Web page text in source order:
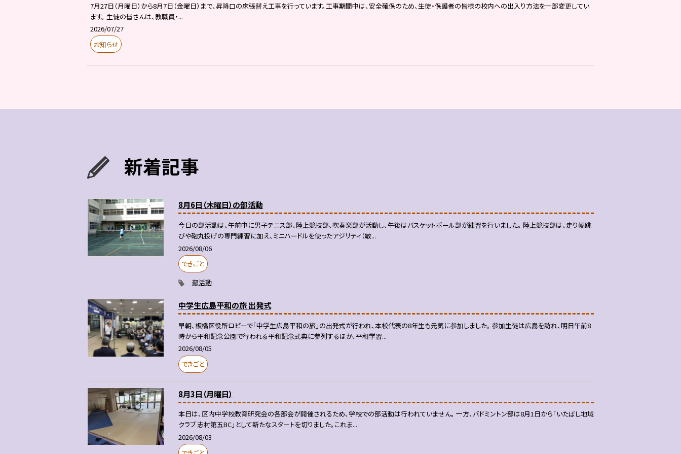
7月27日（月曜日）から8月7日（金曜日）まで、昇降口の床張替え工事を行っています。工事期間中は、安全確保のため、生徒・保護者の皆様の校内への出入り方法を一部変更してい
ます。 生徒の皆さんは、教職員・...
2026/07/27
お知らせ
新着記事
8月6日（木曜日）の部活動
今日の部活動は、午前中に男子テニス部、陸上競技部、吹奏楽部が活動し、午後はバスケットボール部が練習を行いました。 陸上競技部は、走り幅跳
びや砲丸投げの専門練習に加え、ミニハードルを使ったアジリティ（敏...
2026/08/06
できごと
部活動
中学生広島平和の旅 出発式
早朝、板橋区役所ロビーで「中学生広島平和の旅」の出発式が行われ、本校代表の8年生も元気に参加しました。 参加生徒は広島を訪れ、明日午前8
時から平和記念公園で行われる平和記念式典に参列するほか、平和学習...
2026/08/05
できごと
8月3日（月曜日）
本日は、区内中学校教育研究会の各部会が開催されるため、学校での部活動は行われていません。 一方、バドミントン部は8月1日から「いたばし地域
クラブ 志村第五BC」として新たなスタートを切りました。これま...
2026/08/03